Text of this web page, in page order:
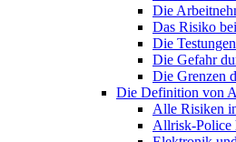
Die
Das Risiko
Die
Die Gefahr
Die Grenzen
Die Definition von
Alle Risiken
Allrisk-Police